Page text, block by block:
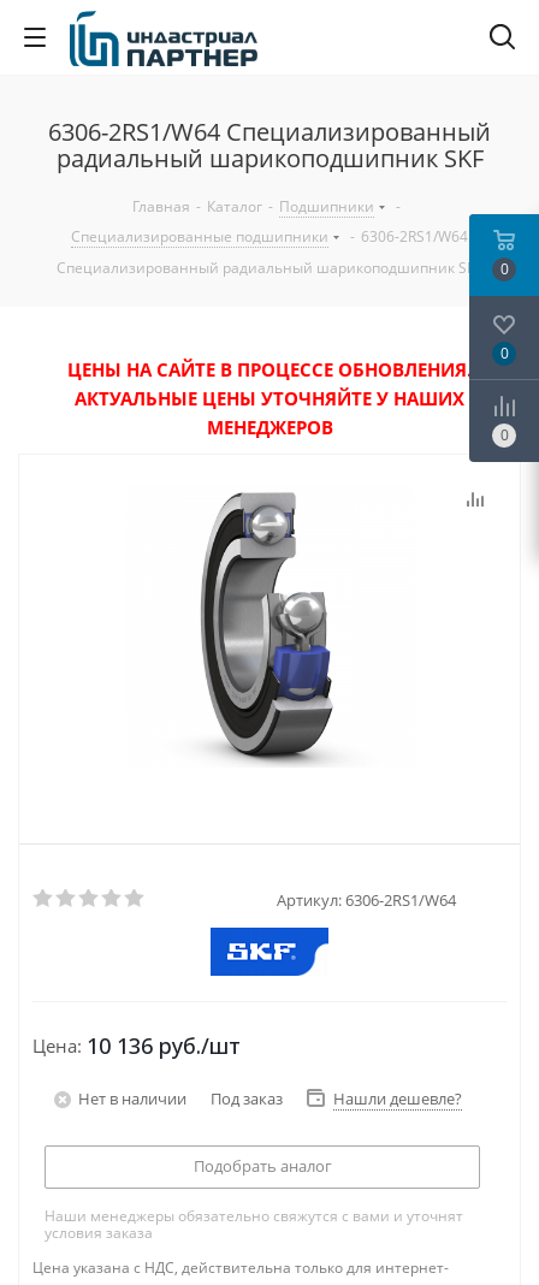
6306-2RS1/W64 Специализированный
радиальный шарикоподшипник SKF
Главная - Каталог - Подшипники
-
Специализированные подшипники
- 6306-2RS1/W64
Специализированный радиальный шарикоподшипник SKF
ЦЕНЫ НА САЙТЕ В ПРОЦЕССЕ ОБНОВЛЕНИЯ.
АКТУАЛЬНЫЕ ЦЕНЫ УТОЧНЯЙТЕ У НАШИХ
МЕНЕДЖЕРОВ
Артикул:6306-2RS1/W64
Цена: 10 136 руб./шт
Нет в наличии Под заказ Нашли дешевле?
Подобрать аналог
Наши менеджеры обязательно свяжутся с вами и уточнят
условия заказа
Цена указана с НДС, действительна только для интернет-
0
0
0